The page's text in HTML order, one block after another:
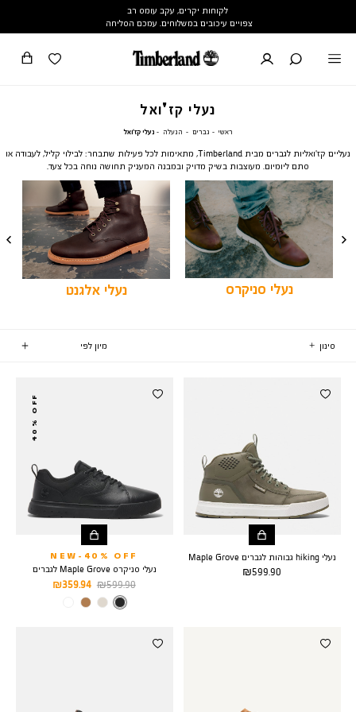
לקוחות יקרים, עקב עומס רב
צפויים עיכובים במשלוחים. עמכם הסליחה
נעלי קז'ואל
ראשי ראשיגברים גבריםהנעלה הנעלה
נעלי קז'ואלנעלי
נעליים קז'ואליות לגברים מבית Timberland, מתאימות לכל פעילות שתבחר: לבילוי קליל, לעבודה או
סתם ליומיום. מעוצבות בשיק מדויק ובמבנה המעניק תחושה נוחה בכל צעד.
נעלי סניקרס נעלי אלגנט
סינון
נעלי hiking גבוהות לגברים Maple Grove
מחיר
599.90 ₪
40% OFF
NEW-40% OFF
נעלי סניקרס Maple Grove לגברים
מחיר
מוצר
359.94 ₪
מחיר
רגיל
599.90 ₪
צבע
BLACK